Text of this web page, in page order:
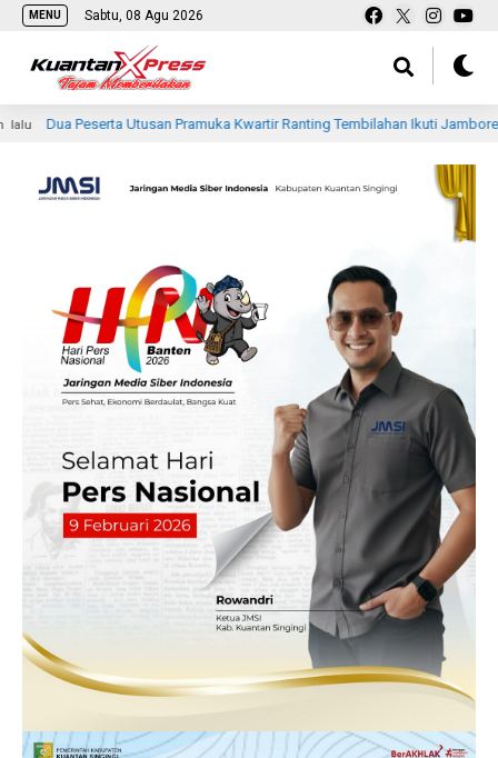
MENU Sabtu, 08 Agu 2026
Utusan Pramuka Kwartir Ranting Tembilahan Ikuti Jambore Nasional Ke